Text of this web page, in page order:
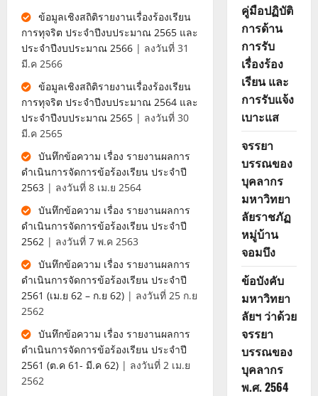
ข้อมูลเชิงสถิติรายงานเรื่องร้องเรียน
การทุจริต ประจำปีงบประมาณ 2565 และ
ประจำปีงบประมาณ 2566 | ลงวันที่ 31
มี.ค 2566
ข้อมูลเชิงสถิติรายงานเรื่องร้องเรียน
การทุจริต ประจำปีงบประมาณ 2564 และ
ประจำปีงบประมาณ 2565 | ลงวันที่ 30
มี.ค 2565
บันทึกข้อความ เรื่อง รายงานผลการ
ดำเนินการจัดการข้อร้องเรียน ประจำปี
2563 | ลงวันที่ 8 เม.ย 2564
บันทึกข้อความ เรื่อง รายงานผลการ
ดำเนินการจัดการข้อร้องเรียน ประจำปี
2562 | ลงวันที่ 7 พ.ค 2563
บันทึกข้อความ เรื่อง รายงานผลการ
ดำเนินการจัดการข้อร้องเรียน ประจำปี
2561 (เม.ย 62 – ก.ย 62) | ลงวันที่ 25 ก.ย
2562
บันทึกข้อความ เรื่อง รายงานผลการ
ดำเนินการจัดการข้อร้องเรียน ประจำปี
2561 (ต.ค 61- มี.ค 62) | ลงวันที่ 2 เม.ย
2562
คู่มือปฏิบัติ
การด้าน
การรับ
เรื่องร้อง
เรียน และ
การรับแจ้ง
เบาะแส
จรรยา
บรรณของ
บุคลากร
มหาวิทยา
ลัยราชภัฏ
หมู่บ้าน
จอมบึง
ข้อบังคับ
มหาวิทยา
ลัยฯ ว่าด้วย
จรรยา
บรรณของ
บุคลากร
พ.ศ. 2564